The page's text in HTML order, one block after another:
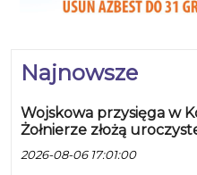
Najnowsze
Wojskowa przysięga w
Żołnierze złożą
2026-08-06 17:01:00